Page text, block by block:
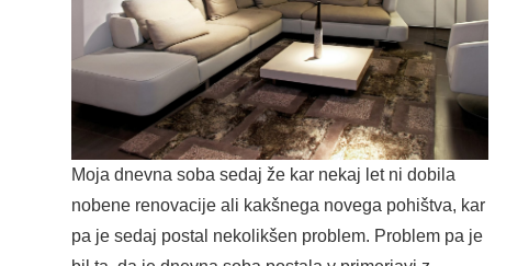
Moja dnevna soba sedaj že kar nekaj let ni dobila
nobene renovacije ali kakšnega novega pohištva, kar
pa je sedaj postal nekolikšen problem. Problem pa je